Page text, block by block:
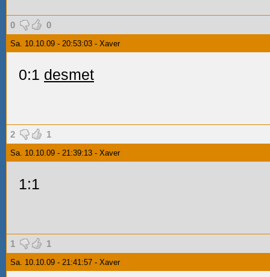
0 0
Sa. 10.10.09 - 20:53:03 - Xaver
0:1 desmet
2 1
Sa. 10.10.09 - 21:39:13 - Xaver
1:1
1 1
Sa. 10.10.09 - 21:41:57 - Xaver